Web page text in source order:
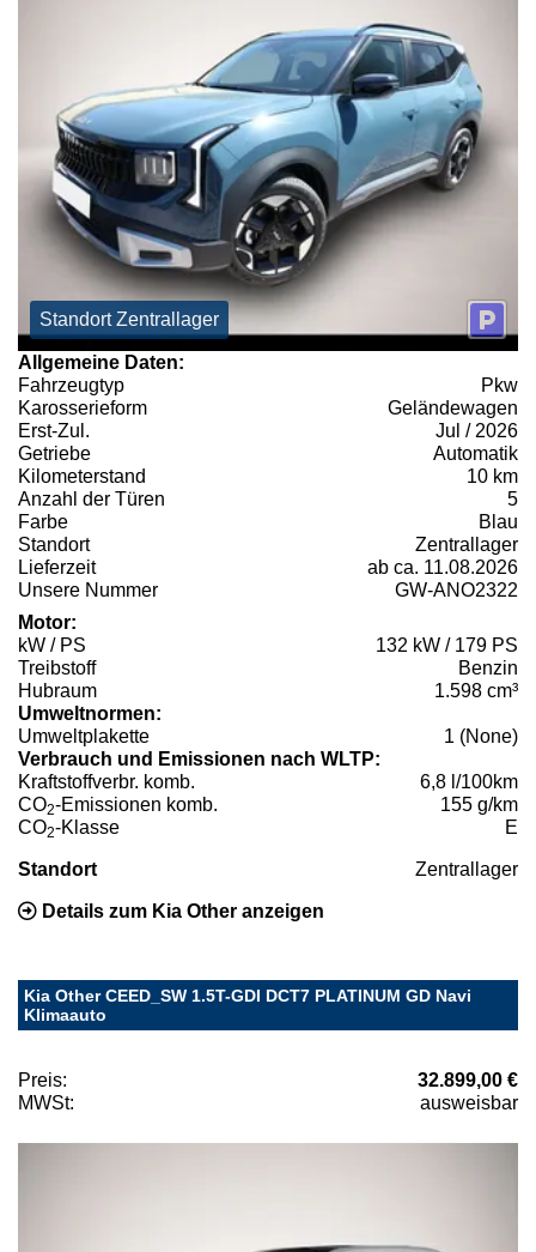
Standort Zentrallager
Allgemeine Daten:
Fahrzeugtyp
Pkw
Karosserieform
Geländewagen
Erst-Zul.
Jul / 2026
Getriebe
Automatik
Kilometerstand
10 km
Anzahl der Türen
5
Farbe
Blau
Standort
Zentrallager
Lieferzeit
ab ca. 11.08.2026
Unsere Nummer
GW-ANO2322
Motor:
kW / PS
132 kW / 179 PS
Treibstoff
Benzin
Hubraum
1.598 cm³
Umweltnormen:
Umweltplakette
1 (None)
Verbrauch und Emissionen nach WLTP:
Kraftstoffverbr. komb.
6,8 l/100km
CO2-Emissionen komb.
155 g/km
CO2-Klasse E
Standort Zentrallager
Details zum Kia Other anzeigen
Kia Other CEED_SW 1.5T-GDI DCT7 PLATINUM GD Navi
Klimaauto
Preis:
32.899,00 €
MWSt:
ausweisbar